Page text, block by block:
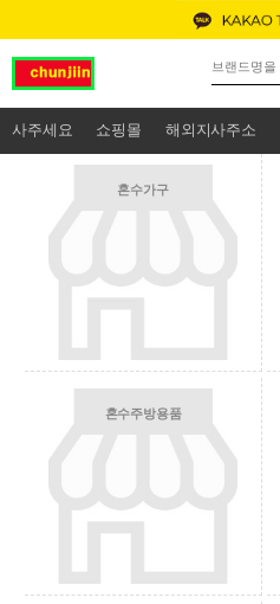
사주세요 쇼핑몰 해외지사주소
혼수가구
혼수주방용품